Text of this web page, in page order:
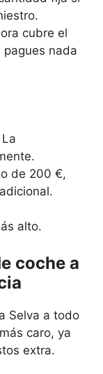
cubre el
pagues nada
de 200 €,
alto.
coche a
Selva a todo
caro, ya
extra.